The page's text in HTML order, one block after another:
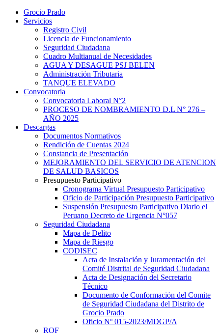
Grocio Prado
Servicios
Registro Civil
Licencia de Funcionamiento
Seguridad Ciudadana
Cuadro Multianual de Necesidades
AGUA Y DESAGUE PSJ BELEN
Administración Tributaria
TANQUE ELEVADO
Convocatoria
Convocatoria Laboral N°2
PROCESO DE NOMBRAMIENTO D.L N° 276 –
AÑO 2025
Descargas
Documentos Normativos
Rendición de Cuentas 2024
Constancia de Presentación
MEJORAMIENTO DEL SERVICIO DE ATENCION
DE SALUD BASICOS
Presupuesto Participativo
Cronograma Virtual Presupuesto Participativo
Oficio de Participación Presupuesto Participativo
Suspensión Presupuesto Participativo Diario el
Peruano Decreto de Urgencia N°057
Seguridad Ciudadana
Mapa de Delito
Mapa de Riesgo
CODISEC
Acta de Instalación y Juramentación del
Comité Distrital de Seguridad Ciudadana
Acta de Designación del Secretario
Técnico
Documento de Conformación del Comite
de Seguridad Ciudadana del Distrito de
Grocio Prado
Oficio Nº 015-2023/MDGP/A
ROF